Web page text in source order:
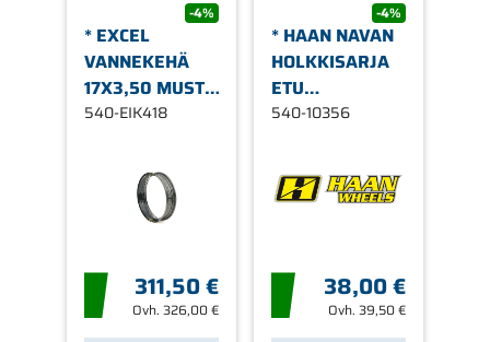
-4%
* EXCEL
VANNEKEHÄ
17X3,50 MUSTA
36 REIKÄ
540-EIK418
311,50 €
Ovh. 326,00 €
-4%
* HAAN NAVAN
HOLKKISARJA
ETU
KTM/HUSQVAR
540-10356
38,00 €
Ovh.39,50 €